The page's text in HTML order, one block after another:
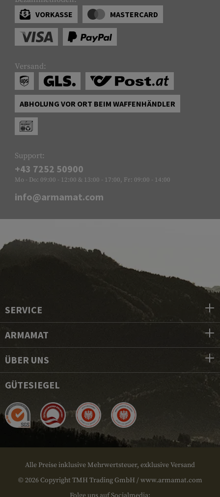
VORKASSE
MASTERCARD
Versand:
ABHOLUNG VOR ORT BEIM WAFFENHÄNDLER
Support:
+43 7252 50900
Mo - Do: 09:00 - 12:00 & 13:00 - 17:00, Fr: 09:00 - 14:00
info@armamat.com
SERVICE
ARMAMAT
ÜBER UNS
GÜTESIEGEL
Alle Preise inklusive Mehrwertsteuer, exklusive Versand
© 2026 Copyright TMH Trading GmbH / www.armamat.com